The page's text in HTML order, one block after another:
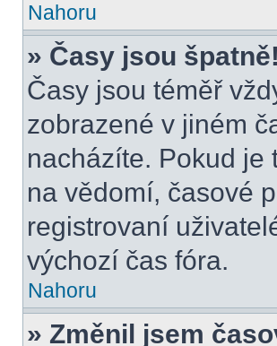
Nahoru
» Časy jsou špatně!
Časy jsou téměř
zobrazené v jiném
nacházíte. Pokud je
na vědomí, časové
registrovaní
výchozí čas fóra.
Nahoru
» Změnil jsem